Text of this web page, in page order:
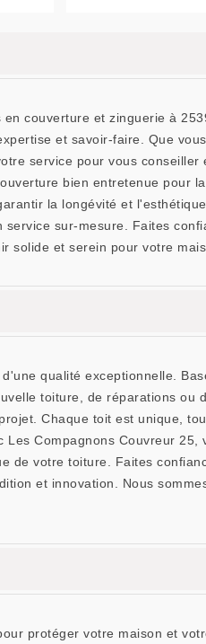
couverture et zinguerie à
et savoir-faire. Que
service pour vous conseiller
bien entretenue pour
la longévité et
sur-mesure. Faites
solide et serein pour votre
qualité exceptionnelle.
toiture, de réparations ou
Chaque toit est unique,
Compagnons Couvreur 25,
de votre toiture. Faites
et innovation. Nous
protéger votre maison et